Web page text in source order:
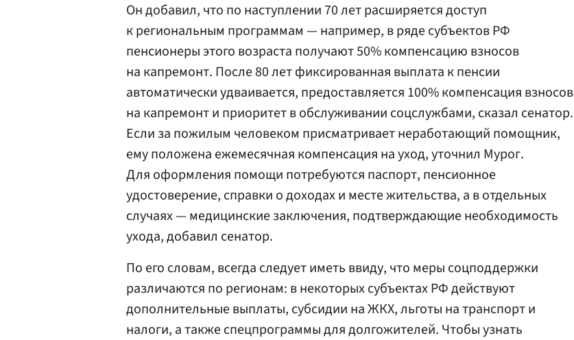
Он добавил, что по наступлении 70 лет расширяется доступ
к региональным программам — например, в ряде субъектов РФ
пенсионеры этого возраста получают 50% компенсацию взносов
на капремонт. После 80 лет фиксированная выплата к пенсии
автоматически удваивается, предоставляется 100% компенсация взносов
на капремонт и приоритет в обслуживании соцслужбами, сказал сенатор.
Если за пожилым человеком присматривает неработающий помощник,
ему положена ежемесячная компенсация на уход, уточнил Мурог.
Для оформления помощи потребуются паспорт, пенсионное
удостоверение, справки о доходах и месте жительства, а в отдельных
случаях — медицинские заключения, подтверждающие необходимость
ухода, добавил сенатор.
По его словам, всегда следует иметь ввиду, что меры соцподдержки
различаются по регионам: в некоторых субъектах РФ действуют
дополнительные выплаты, субсидии на ЖКХ, льготы на транспорт и
налоги, а также спецпрограммы для долгожителей. Чтобы узнать